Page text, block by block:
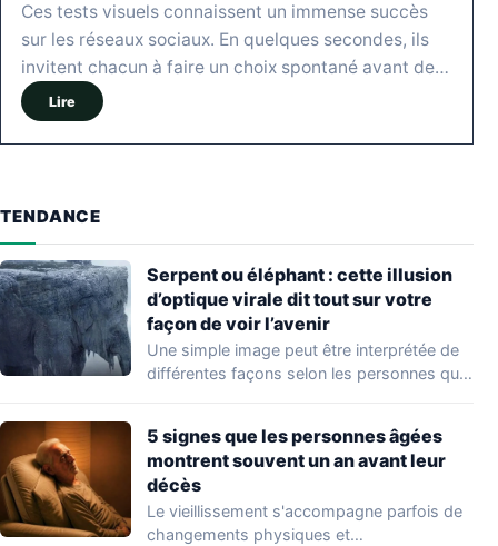
Ces tests visuels connaissent un immense succès
sur les réseaux sociaux. En quelques secondes, ils
invitent chacun à faire un choix spontané avant de…
Lire
TENDANCE
Serpent ou éléphant : cette illusion
d’optique virale dit tout sur votre
façon de voir l’avenir
Une simple image peut être interprétée de
différentes façons selon les personnes qui
5 signes que les personnes âgées
montrent souvent un an avant leur
décès
Le vieillissement s'accompagne parfois de
changements physiques et